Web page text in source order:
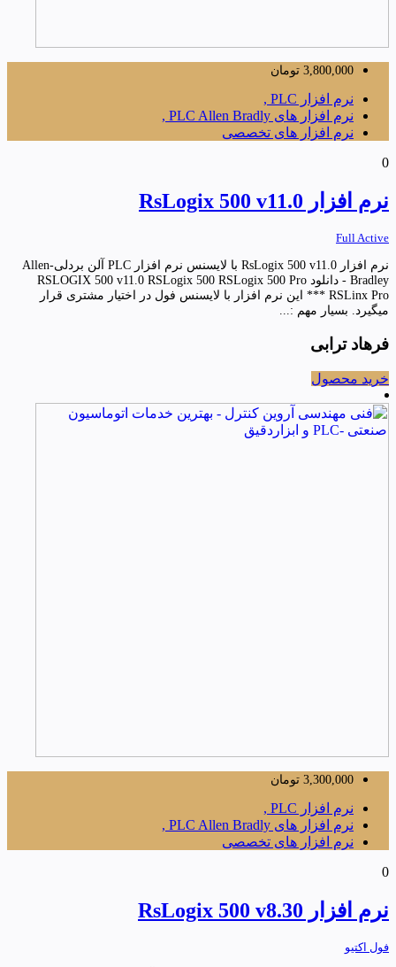
3,800,000 تومان
نرم افزار PLC ,
نرم افزار های PLC Allen Bradly ,
نرم افزار های تخصصی
0
نرم افزار RsLogix 500 v11.0
Full Active
نرم افزار RsLogix 500 v11.0 با لایسنس نرم افزار PLC آلن بردلی-Allen
Bradley - دانلود RSLOGIX 500 v11.0 RSLogix 500 RSLogix 500 Pro
RSLinx Pro *** این نرم افزار با لایسنس فول در اختیار مشتری قرار
میگیرد. بسیار مهم :...
فرهاد ترابی
خرید محصول
3,300,000 تومان
نرم افزار PLC ,
نرم افزار های PLC Allen Bradly ,
نرم افزار های تخصصی
0
نرم افزار RsLogix 500 v8.30
فول اکتیو